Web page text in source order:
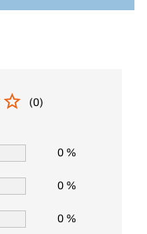
(0)
0 %
0 %
0 %